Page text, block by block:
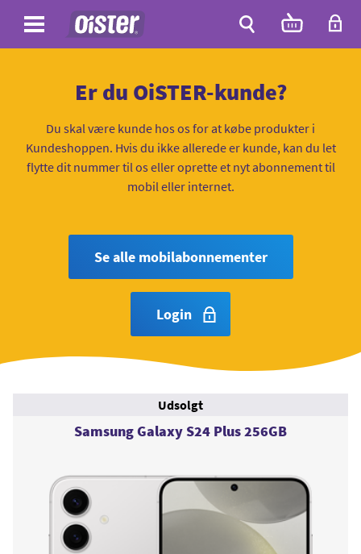
Antal
varer
i
Er du OiSTER-kunde?
Du skal være kunde hos os for at købe produkter i
Kundeshoppen. Hvis du ikke allerede er kunde, kan du let
flytte dit nummer til os eller oprette et nyt abonnement til
mobil eller internet.
Se alle mobilabonnementer
Login
Samsung Galaxy S24 Plus 256GB
Udsolgt